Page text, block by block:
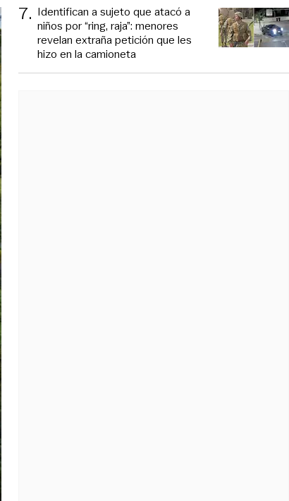
7. Identifican a sujeto que atacó a
niños por “ring, raja”: menores
revelan extraña petición que les
hizo en la camioneta